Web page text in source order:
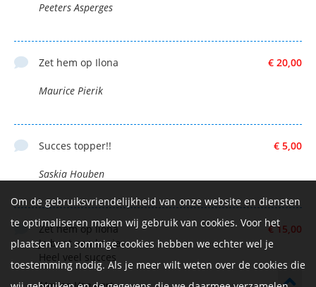
Peeters Asperges
€ 20,00
Zet hem op Ilona
Maurice Pierik
€ 5,00
Succes topper!!
Saskia Houben
€ 15,00
Zet hem op Ilona
Je bent een kanjer
Heel veel succes
Om de gebruiksvriendelijkheid van onze website en diensten
te optimaliseren maken wij gebruik van cookies. Voor het
plaatsen van sommige cookies hebben we echter wel je
toestemming nodig. Als je meer wilt weten over de cookies die